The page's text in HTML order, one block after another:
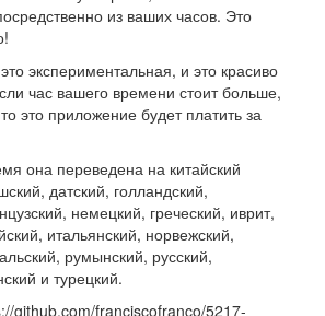
из ваших часов. Это
экспериментальная, и это красиво
час вашего времени стоит больше,
это приложение будет платить за
она переведена на китайский
датский, голландский,
немецкий, греческий, иврит,
итальянский, норвежский,
румынский, русский,
и турецкий.
github.com/franciscofranco/5217-